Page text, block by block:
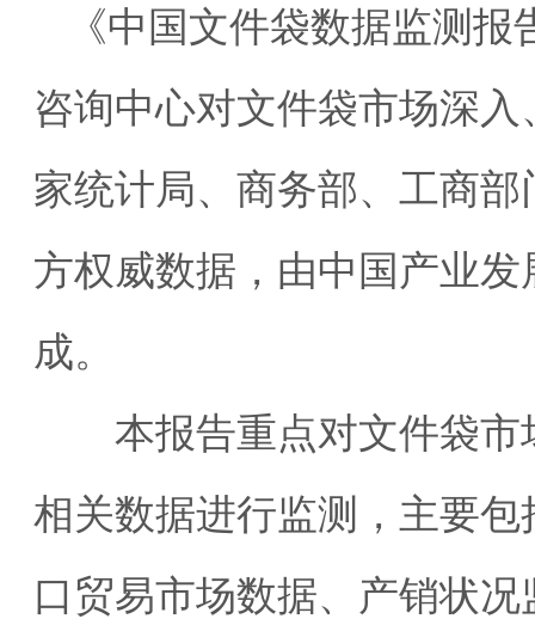
《中国文件袋数据监测
咨询中心对文件袋市场深
家统计局、商务部、工商
方权威数据，由中国产业
成。
本报告重点对文件袋市
相关数据进行监测，主要
口贸易市场数据、产销状